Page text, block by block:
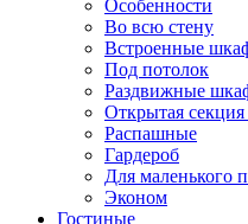
Особенности
Во всю стену
Встроенные
Под потолок
Раздвижные
Открытая
Распашные
Гардероб
Для маленького
Эконом
Гостиные